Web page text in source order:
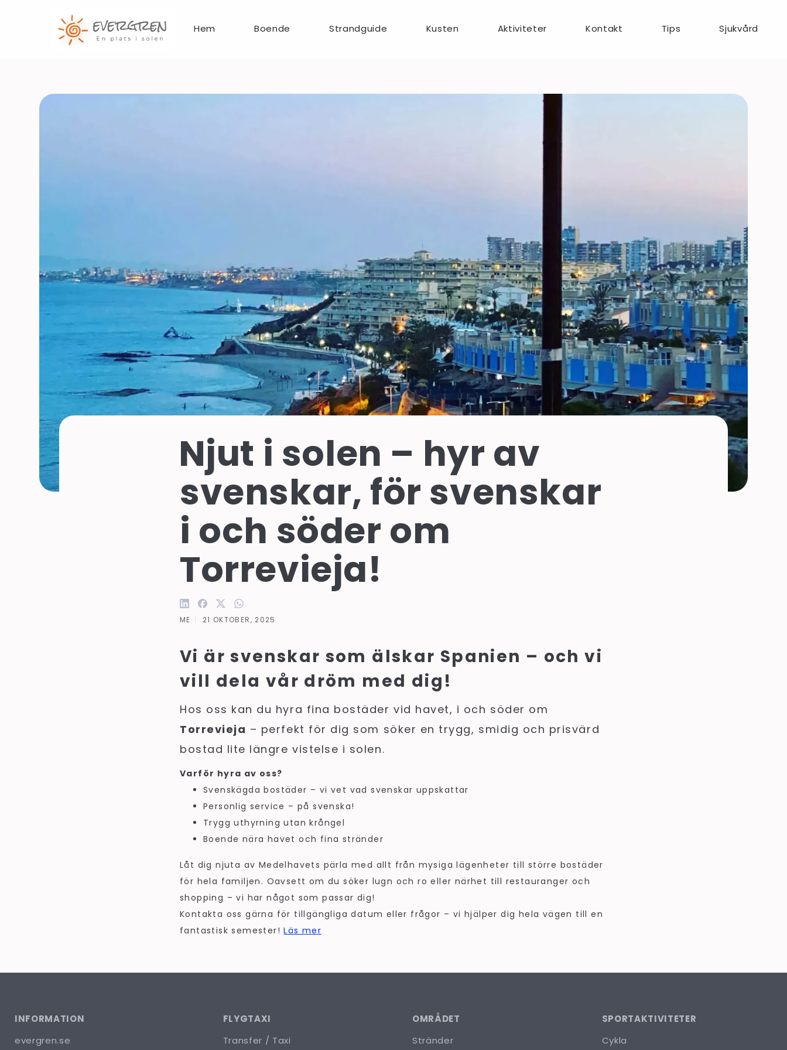
Hem Boende Strandguide Kusten Aktiviteter Kontakt Tips Sjukvård
Njut i solen – hyr av
svenskar, för svenskar
i och söder om
Torrevieja!
ME 21 OKTOBER, 2025
Vi är svenskar som älskar Spanien – och vi
vill dela vår dröm med dig!
Hos oss kan du hyra fina bostäder vid havet, i och söder om
Torrevieja – perfekt för dig som söker en trygg, smidig och prisvärd
bostad lite längre vistelse i solen.
Varför hyra av oss?
Svenskägda bostäder – vi vet vad svenskar uppskattar
Personlig service – på svenska!
Trygg uthyrning utan krångel
Boende nära havet och fina stränder
Låt dig njuta av Medelhavets pärla med allt från mysiga lägenheter till större bostäder
för hela familjen. Oavsett om du söker lugn och ro eller närhet till restauranger och
shopping – vi har något som passar dig!
Kontakta oss gärna för tillgängliga datum eller frågor – vi hjälper dig hela vägen till en
fantastisk semester!Läs mer
INFORMATION
evergren.se
FLYGTAXI
Transfer / Taxi
OMRÅDET
Stränder
SPORTAKTIVITETER
Cykla